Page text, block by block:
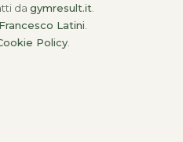
da gymresult.it
Francesco Latini
Policy